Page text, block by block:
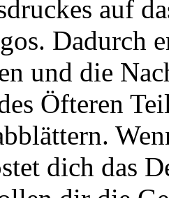
auf
Dadurch
und die
Öfteren
dich das